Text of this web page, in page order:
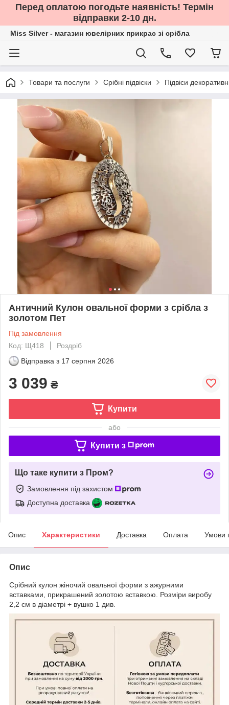
Перед оплатою погодьте наявність! Термін
відправки 2-10 дн.
Miss Silver - магазин ювелірних прикрас зі срібла
Товари та послуги Срібні підвіски Підвіси
Античний Кулон овальної форми з срібла з
золотом Пет
Під замовлення
Код: Щ418
Роздріб
Відправка з 17 серпня 2026
3 039 ₴
Купити
або
Купити з
Що таке купити з Пром?
Замовлення під захистом
Доступна доставка
Опис Характеристики Доставка Оплата Умови
Опис
Срібний кулон жіночий овальної форми з ажурними
вставками, прикрашений золотою вставкою. Розміри виробу
2,2 см в діаметрі + вушко 1 див.